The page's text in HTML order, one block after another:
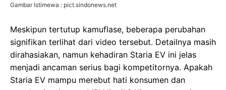
Gambar Istimewa : pict.sindonews.net
Meskipun tertutup kamuflase, beberapa perubahan
signifikan terlihat dari video tersebut. Detailnya masih
dirahasiakan, namun kehadiran Staria EV ini jelas
menjadi ancaman serius bagi kompetitornya. Apakah
Staria EV mampu merebut hati konsumen dan